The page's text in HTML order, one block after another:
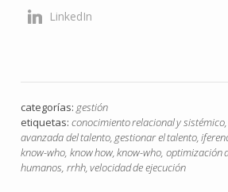
LinkedIn
categorías: gestión
etiquetas: conocimiento relacional y sistémico
avanzada del talento,gestionar el talento,
know-who, know how,know-who, optimización
humanos, rrhh,velocidad de ejecución